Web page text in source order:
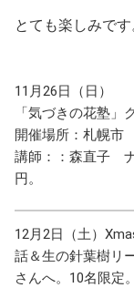
とても楽しみです
11月26日（日）
「気づきの花塾
開催場所：札幌市
講師：：森直子
円。
12月2日（土）
話＆生の針葉樹リ
さんへ。10名限定